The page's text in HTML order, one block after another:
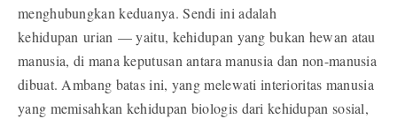
menghubungkan keduanya. Sendi ini adalah
kehidupan urian — yaitu, kehidupan yang bukan hewan atau
manusia, di mana keputusan antara manusia dan non-manusia
dibuat. Ambang batas ini, yang melewati interioritas manusia
yang memisahkan kehidupan biologis dari kehidupan sosial,